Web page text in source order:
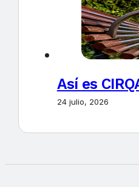
Así es
24 julio, 2026